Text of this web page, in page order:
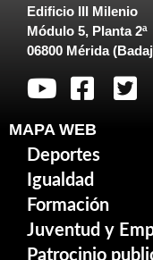
Edificio III Milenio
Módulo 5, Planta 2ª
06800 Mérida
MAPA WEB
Deportes
Igualdad
Formación
Juventud y
Patrocinio